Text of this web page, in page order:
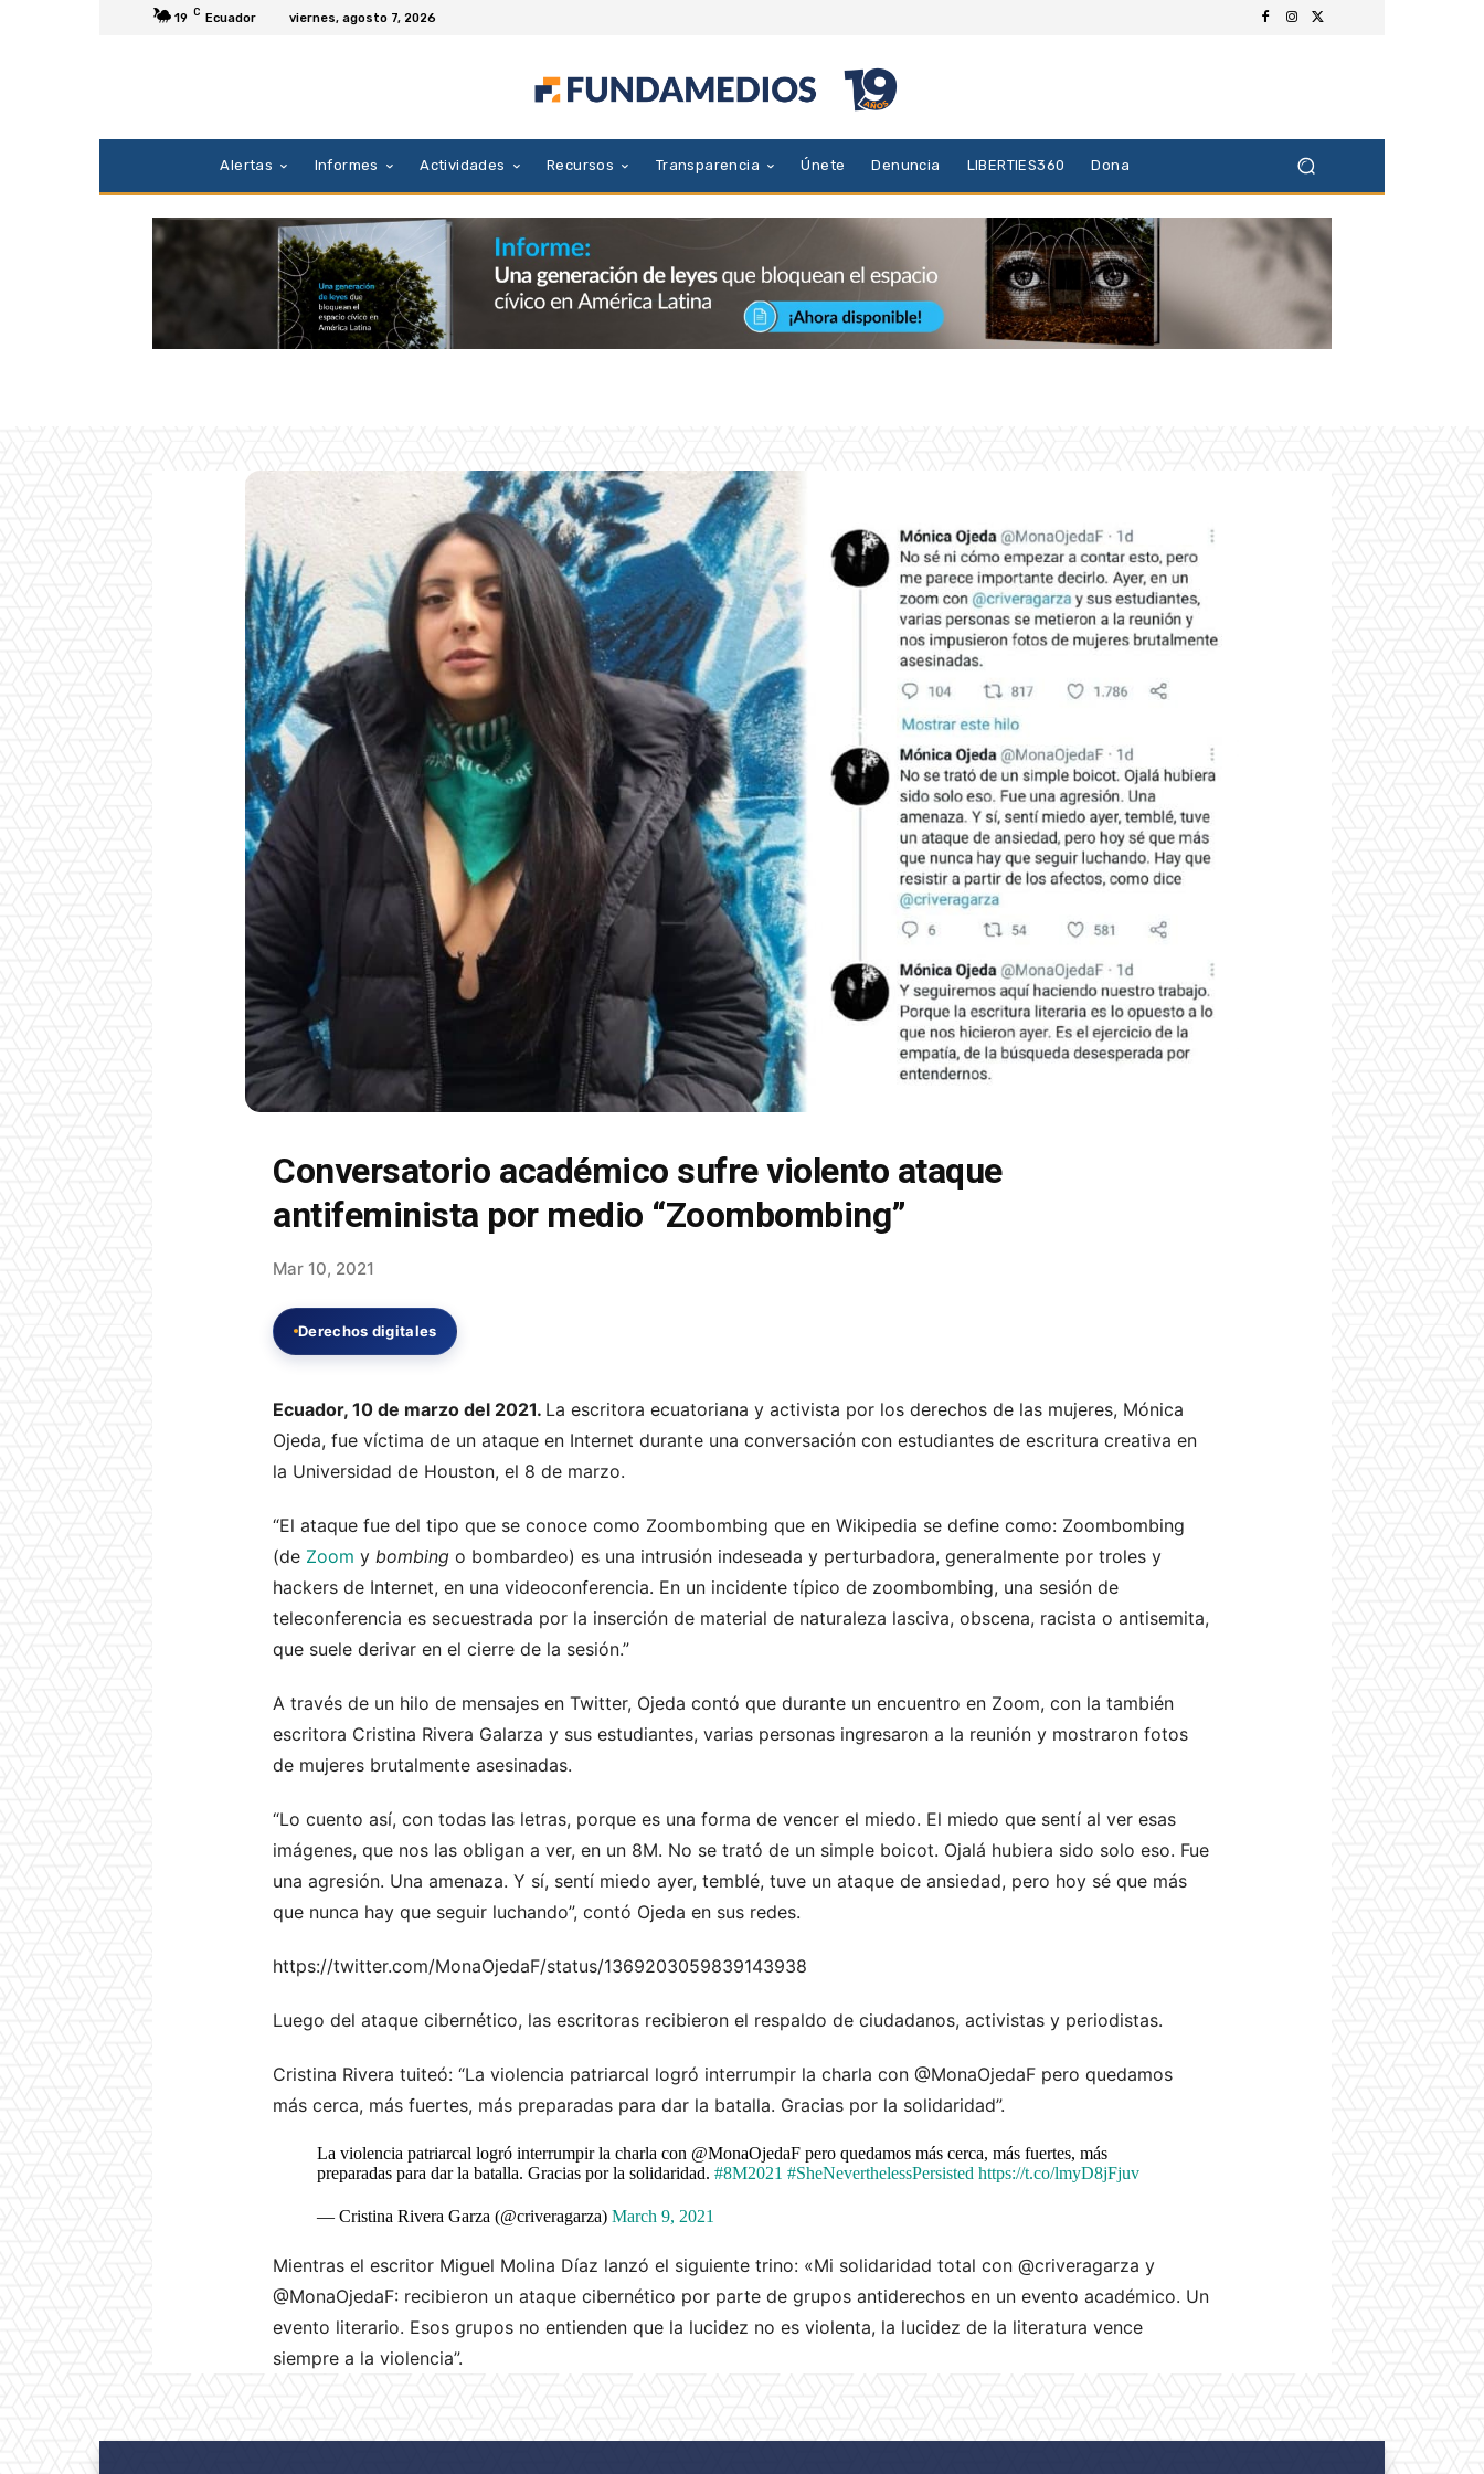
19 C Ecuador viernes, agosto 7, 2026
Alertas Informes Actividades Recursos Transparencia Únete Denuncia LIBERTIES360 Dona
Conversatorio académico sufre violento ataque
antifeminista por medio “Zoombombing”
Mar 10, 2021
Derechos digitales
Ecuador, 10 de marzo del 2021. La escritora ecuatoriana y activista por los derechos de las mujeres, Mónica
Ojeda, fue víctima de un ataque en Internet durante una conversación con estudiantes de escritura creativa en
la Universidad de Houston, el 8 de marzo.
“El ataque fue del tipo que se conoce como Zoombombing que en Wikipedia se define como: Zoombombing
(de Zoom y bombing o bombardeo) es una intrusión indeseada y perturbadora, generalmente por troles y
hackers de Internet, en una videoconferencia. En un incidente típico de zoombombing, una sesión de
teleconferencia es secuestrada por la inserción de material de naturaleza lasciva, obscena, racista o antisemita,
que suele derivar en el cierre de la sesión.”
A través de un hilo de mensajes en Twitter, Ojeda contó que durante un encuentro en Zoom, con la también
escritora Cristina Rivera Galarza y sus estudiantes, varias personas ingresaron a la reunión y mostraron fotos
de mujeres brutalmente asesinadas.
“Lo cuento así, con todas las letras, porque es una forma de vencer el miedo. El miedo que sentí al ver esas
imágenes, que nos las obligan a ver, en un 8M. No se trató de un simple boicot. Ojalá hubiera sido solo eso. Fue
una agresión. Una amenaza. Y sí, sentí miedo ayer, temblé, tuve un ataque de ansiedad, pero hoy sé que más
que nunca hay que seguir luchando”, contó Ojeda en sus redes.
https://twitter.com/MonaOjedaF/status/1369203059839143938
Luego del ataque cibernético, las escritoras recibieron el respaldo de ciudadanos, activistas y periodistas.
Cristina Rivera tuiteó: “La violencia patriarcal logró interrumpir la charla con @MonaOjedaF pero quedamos
más cerca, más fuertes, más preparadas para dar la batalla. Gracias por la solidaridad”.
La violencia patriarcal logró interrumpir la charla con @MonaOjedaF pero quedamos más cerca, más fuertes, más
preparadas para dar la batalla. Gracias por la solidaridad. #8M2021 #SheNeverthelessPersisted https://t.co/lmyD8jFjuv
— Cristina Rivera Garza (@criveragarza) March 9, 2021
Mientras el escritor Miguel Molina Díaz lanzó el siguiente trino: «Mi solidaridad total con @criveragarza y
@MonaOjedaF: recibieron un ataque cibernético por parte de grupos antiderechos en un evento académico. Un
evento literario. Esos grupos no entienden que la lucidez no es violenta, la lucidez de la literatura vence
siempre a la violencia”.